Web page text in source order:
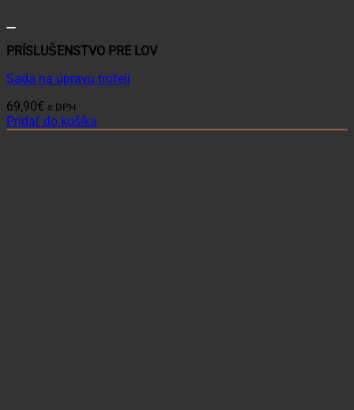
PRÍSLUŠENSTVO PRE LOV
Sada na úpravu trofejí
69,90€ s DPH
Pridať do košíka